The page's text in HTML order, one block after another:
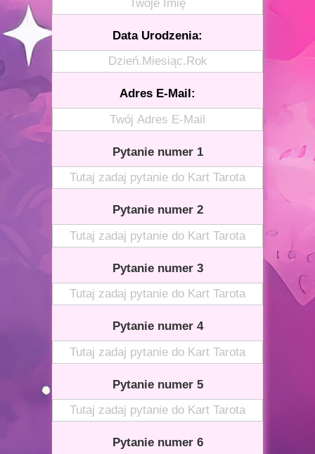
Data Urodzenia:
Adres E-Mail:
Pytanie numer 1
Pytanie numer 2
Pytanie numer 3
Pytanie numer 4
Pytanie numer 5
Pytanie numer 6